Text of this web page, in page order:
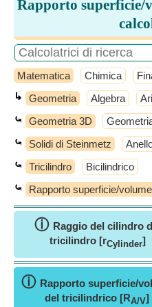
Rapporto
Matematica Chimica
↳ Geometria Algebra
⤿ Geometria 3D
⤿ Solidi di Steinmetz
⤿ Tricilindro Bicilindrico
⤿ Rapporto superficie/
ⓘ Raggio del cilindro
tricilindro [rCylinder]
ⓘ Rapporto superficie/
del tricilindrico [RA/V]